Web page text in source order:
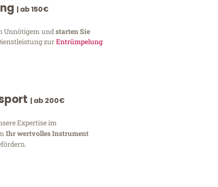
| ab 150€
Unnötigem undstarten Sie
zurEntrümpelung
| ab 200€
Expertise im
Ihr wertvolles Instrument